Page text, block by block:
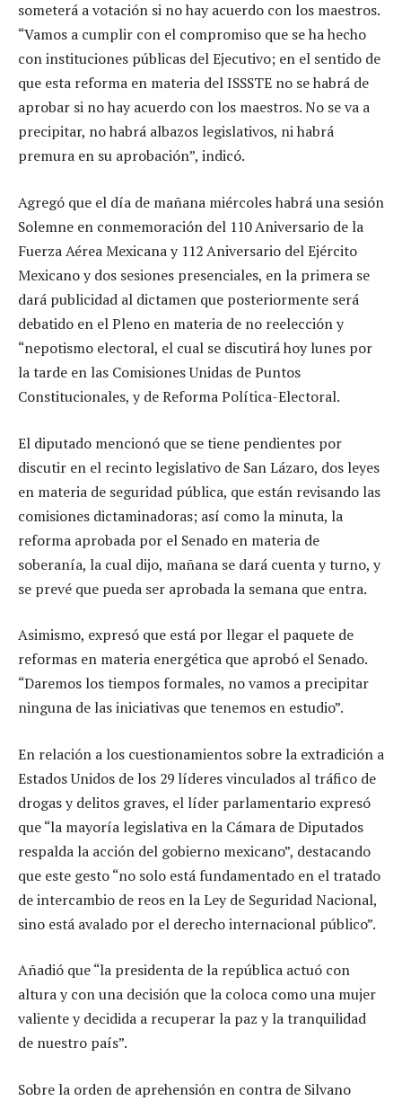
someterá a votación si no hay acuerdo con los maestros.
“Vamos a cumplir con el compromiso que se ha hecho
con instituciones públicas del Ejecutivo; en el sentido de
que esta reforma en materia del ISSSTE no se habrá de
aprobar si no hay acuerdo con los maestros. No se va a
precipitar, no habrá albazos legislativos, ni habrá
premura en su aprobación”, indicó.
Agregó que el día de mañana miércoles habrá una sesión
Solemne en conmemoración del 110 Aniversario de la
Fuerza Aérea Mexicana y 112 Aniversario del Ejército
Mexicano y dos sesiones presenciales, en la primera se
dará publicidad al dictamen que posteriormente será
debatido en el Pleno en materia de no reelección y
“nepotismo electoral, el cual se discutirá hoy lunes por
la tarde en las Comisiones Unidas de Puntos
Constitucionales, y de Reforma Política-Electoral.
El diputado mencionó que se tiene pendientes por
discutir en el recinto legislativo de San Lázaro, dos leyes
en materia de seguridad pública, que están revisando las
comisiones dictaminadoras; así como la minuta, la
reforma aprobada por el Senado en materia de
soberanía, la cual dijo, mañana se dará cuenta y turno, y
se prevé que pueda ser aprobada la semana que entra.
Asimismo, expresó que está por llegar el paquete de
reformas en materia energética que aprobó el Senado.
“Daremos los tiempos formales, no vamos a precipitar
ninguna de las iniciativas que tenemos en estudio”.
En relación a los cuestionamientos sobre la extradición a
Estados Unidos de los 29 líderes vinculados al tráfico de
drogas y delitos graves, el líder parlamentario expresó
que “la mayoría legislativa en la Cámara de Diputados
respalda la acción del gobierno mexicano”, destacando
que este gesto “no solo está fundamentado en el tratado
de intercambio de reos en la Ley de Seguridad Nacional,
sino está avalado por el derecho internacional público”.
Añadió que “la presidenta de la república actuó con
altura y con una decisión que la coloca como una mujer
valiente y decidida a recuperar la paz y la tranquilidad
de nuestro país”.
Sobre la orden de aprehensión en contra de Silvano